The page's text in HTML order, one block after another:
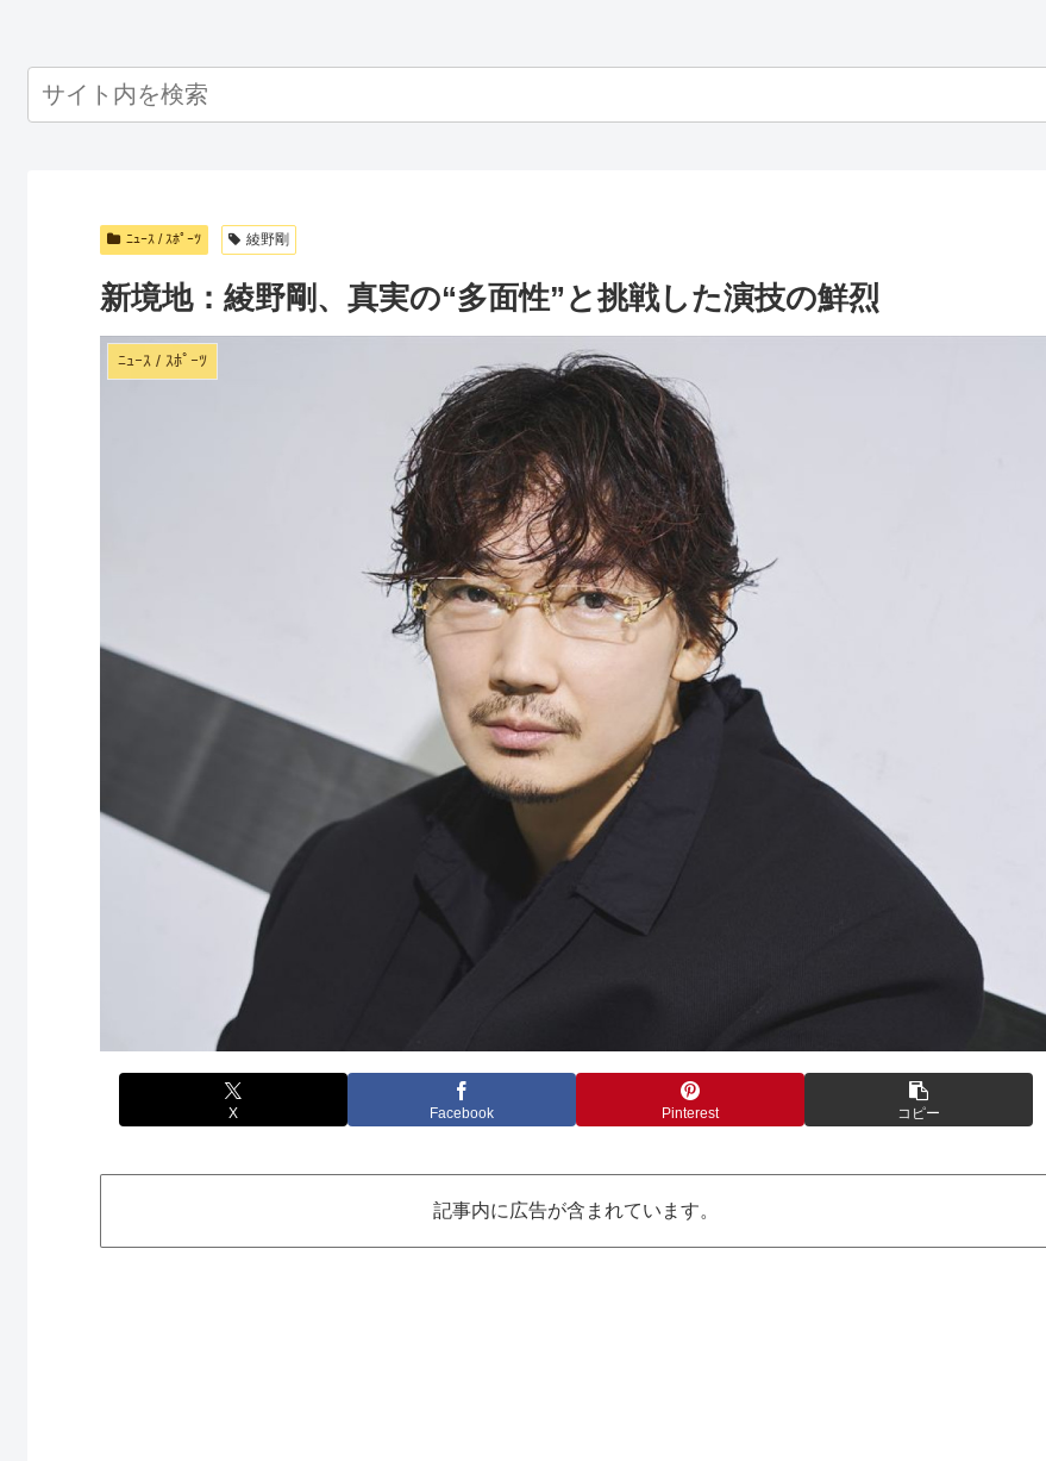
ﾆｭｰｽ / ｽﾎﾟｰﾂ 綾野剛
新境地：綾野剛、真実の“多面性”と挑戦した演技の鮮烈
ﾆｭｰｽ / ｽﾎﾟｰﾂ
X Facebook Pinterest コピー
記事内に広告が含まれています。